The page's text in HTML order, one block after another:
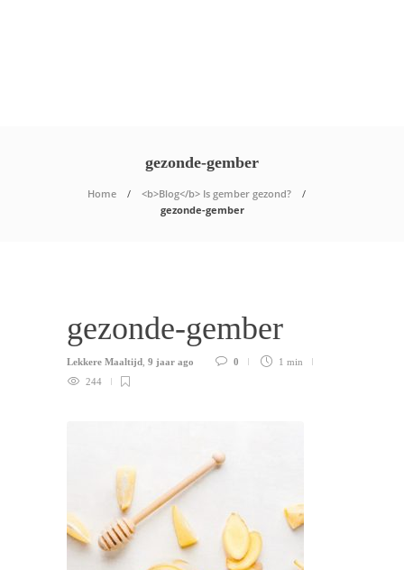
gezonde-gember
Home
<b>Blog</b> Is gember gezond?
gezonde-gember
gezonde-gember
Lekkere Maaltijd 9 jaar ago 0
1 min
244